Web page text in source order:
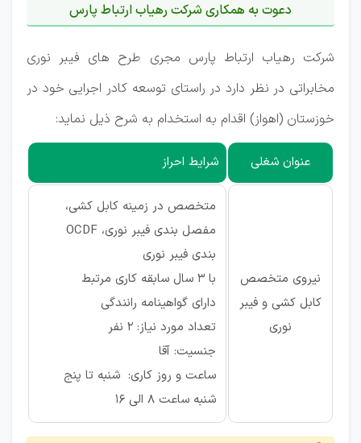
دعوت به همکاری شرکت رهیاب ارتباط پارس
شرکت رهیاب ارتباط پارس مجری طرح های فیبر نوری
مخابراتی در نظر دارد در راستای توسعه کادر اجرایی خود در
خوزستان (اهواز) اقدام به استخدام به شرح ذیل نماید:
عنوان شغلی شرایط احراز
نیروی متخصص
کابل کشی و فیبر
نوری
متخصص در زمینه کابل کشی،
مفصل بندی فیبر نوری، OCDF
بندی فیبر نوری
با 3 سال سابقه کاری مرتبط
دارای گواهینامه رانندگی
تعداد مورد نیاز: 2 نفر
جنسیت: آقا
ساعت و روز کاری: شنبه تا پنج
شنبه ساعت 8 الی 16